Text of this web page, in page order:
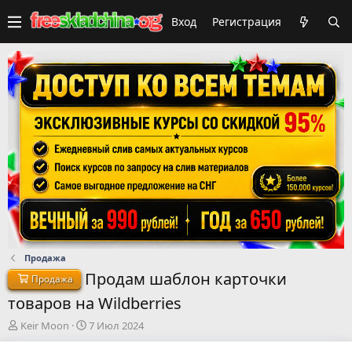
Вход Регистрация
Продажа
Продажа
Продам шаблон карточки
товаров на Wildberries
А
Keir Moon
Д
7 Июл 2024